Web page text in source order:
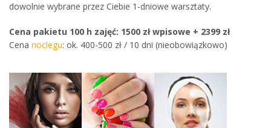
dowolnie wybrane przez Ciebie 1-dniowe warsztaty.
Cena pakietu 100 h zajęć: 1500 zł wpisowe + 2399 zł
Cena noclegu: ok. 400-500 zł / 10 dni (nieobowiązkowo)